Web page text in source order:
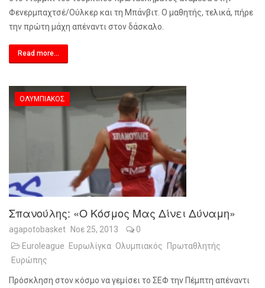
Φενερμπαχτσέ/Ούλκερ και τη Μπάνβιτ. Ο μαθητής, τελικά, πήρε
την πρώτη μάχη απέναντι στον δάσκαλο.
Read more...
ΟΛΥΜΠΙΑΚΌΣ
Σπανούλης: «Ο Κόσμος Μας Δίνει Δύναμη»
agapotobasket Νοε 25, 2013
0
Euroleague
Ευρωλίγκα Ολυμπιακός
Πρωταθλητής
Ευρώπης
Πρόσκληση στον κόσμο να γεμίσει το ΣΕΦ την Πέμπτη απέναντι